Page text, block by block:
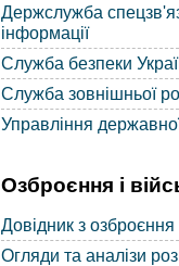
Держслужба
інформації
Служба безпеки
Служба зовнішньої
Управління
Озброєння і
Довідник з озброєння
Огляди та аналізи